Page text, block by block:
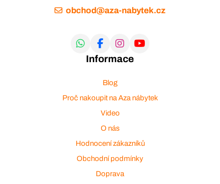
obchod@aza-nabytek.cz
Informace
Blog
Proč nakoupit na Aza nábytek
Video
O nás
Hodnocení zákazníků
Obchodní podmínky
Doprava